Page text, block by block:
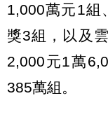
1,000萬元1組
獎3組，以及
2,000元1萬
385萬組。